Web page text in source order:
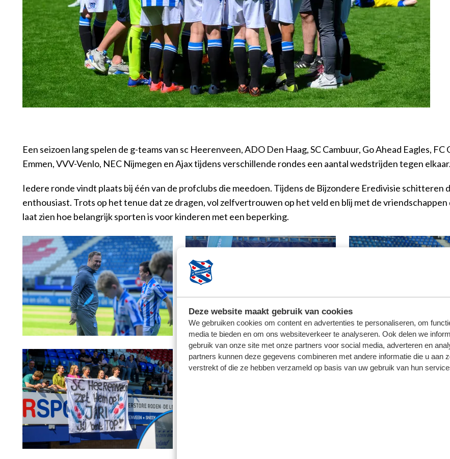
Deze website maakt gebruik van cookies
We gebruiken cookies om content en advertenties te personaliseren, om
media te bieden en om ons websiteverkeer te analyseren. Ook delen we
gebruik van onze site met onze partners voor social media, adverteren en
partners kunnen deze gegevens combineren met andere informatie die u aan
verstrekt of die ze hebben verzameld op basis van uw gebruik van hun
Een seizoen lang spelen de g-teams van sc Heerenveen, ADO Den Haag, SC Cambuur, Go Ahead Eagles,
Emmen, VVV-Venlo, NEC Nijmegen en Ajax tijdens verschillende rondes een aantal wedstrijden tegen elkaar.
Iedere ronde vindt plaats bij één van de profclubs die meedoen. Tijdens de Bijzondere Eredivisie
enthousiast. Trots op het tenue dat ze dragen, vol zelfvertrouwen op het veld en blij met de
laat zien hoe belangrijk sporten is voor kinderen met een beperking.